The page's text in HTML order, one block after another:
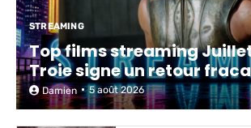
STREAMING
Top films streaming
Troie signe un retour
Damien 5 août 2026